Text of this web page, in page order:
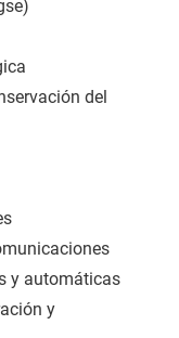
del
y automáticas
y